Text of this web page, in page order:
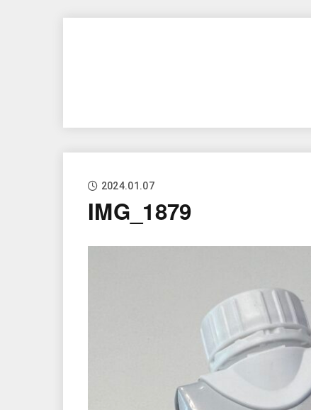
2024.01.07
IMG_1879